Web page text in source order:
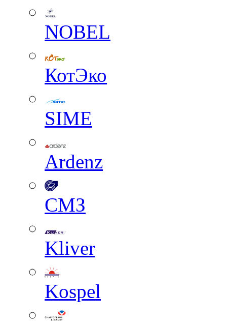
NOBEL
КотЭко
SIME
Ardenz
СМЗ
Kliver
Kospel